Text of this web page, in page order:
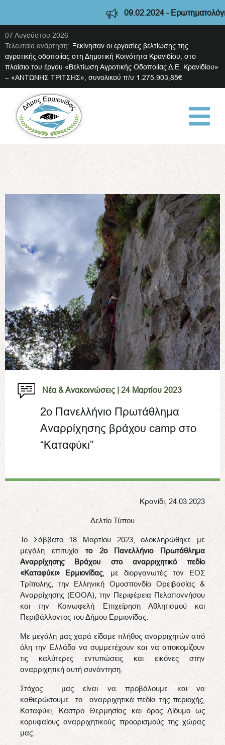
09.02.2024 - Ερωτηματολόγιο
07 Αυγούστου 2026
Τελευταία ανάρτηση: Ξεκίνησαν οι εργασίες βελτίωσης της
αγροτικής οδοποιίας στη Δημοτική Κοινότητα Κρανιδίου, στο
πλαίσιο του έργου «Βελτίωση Αγροτικής Οδοποιίας Δ.Ε. Κρανιδίου»
– «ΑΝΤΩΝΗΣ ΤΡΙΤΣΗΣ», συνολικού π/υ 1.275.903,85€
Νέα & Ανακοινώσεις | 24 Μαρτίου 2023
2ο Πανελλήνιο Πρωτάθλημα
Αναρρίχησης βράχου camp στο
“Καταφύκι”
Κρανίδι, 24.03.2023
Δελτίο Τύπου
Το Σάββατο 18 Μαρτίου 2023, ολοκληρώθηκε με
μεγάλη επιτυχίατο 2ο Πανελλήνιο Πρωτάθλημα
Αναρρίχησης Βράχου στο αναρριχητικό πεδίο
«Καταφύκι» Ερμιονίδας, με διοργανωτές τον ΕΟΣ
Τρίπολης, την Ελληνική Ομοσπονδία Ορειβασίας &
Αναρρίχησης (ΕΟΟΑ), την Περιφέρεια Πελοποννήσου
και την Κοινωφελή Επιχείρηση Αθλητισμού και
Περιβάλλοντος του Δήμου Ερμιονίδας.
Με μεγάλη μας χαρά είδαμε πλήθος αναρριχητών από
όλη την Ελλάδα να συμμετέχουν και να αποκομίζουν
τις καλύτερες εντυπώσεις και εικόνες στην
αναρριχητική αυτή συνάντηση.
Στόχος μας είναι να προβάλουμε και να
καθιερώσουμε τα αναρριχητικά πεδία της περιοχής,
Καταφύκι, Κάστρο Θερμησίας και όρος Δίδυμο ως
κορυφαίους αναρριχητικούς προορισμούς της χώρας
μας.